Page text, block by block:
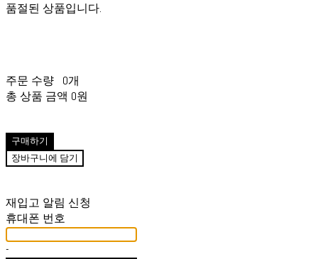
품절된 상품입니다.
주문 수량
0개
총 상품 금액 0원
구매하기
장바구니에 담기
재입고 알림 신청
휴대폰 번호
-